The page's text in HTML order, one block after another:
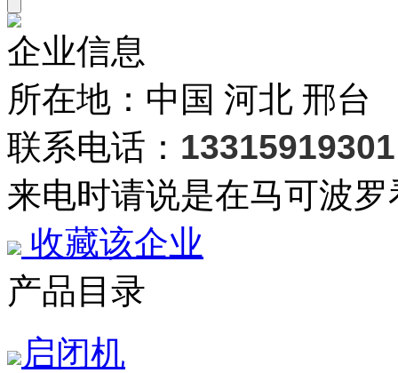
企业信息
所在地：中国 河北 邢台
联系电话： 13315919301
来电时请说是在马可波
收藏该企业
产品目录
启闭机